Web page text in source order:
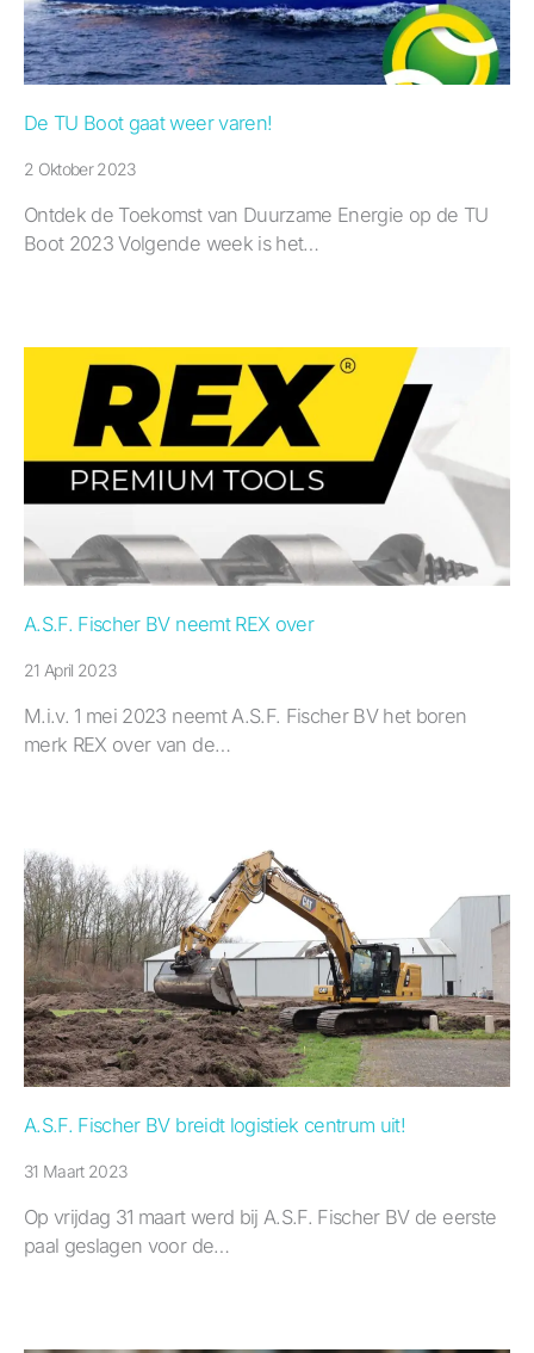
De TU Boot gaat weer varen!
2 Oktober 2023
Ontdek de Toekomst van Duurzame Energie op de TU
Boot 2023 Volgende week is het…
A.S.F. Fischer BV neemt REX over
21 April 2023
M.i.v. 1 mei 2023 neemt A.S.F. Fischer BV het boren
merk REX over van de…
A.S.F. Fischer BV breidt logistiek centrum uit!
31 Maart 2023
Op vrijdag 31 maart werd bij A.S.F. Fischer BV de eerste
paal geslagen voor de…